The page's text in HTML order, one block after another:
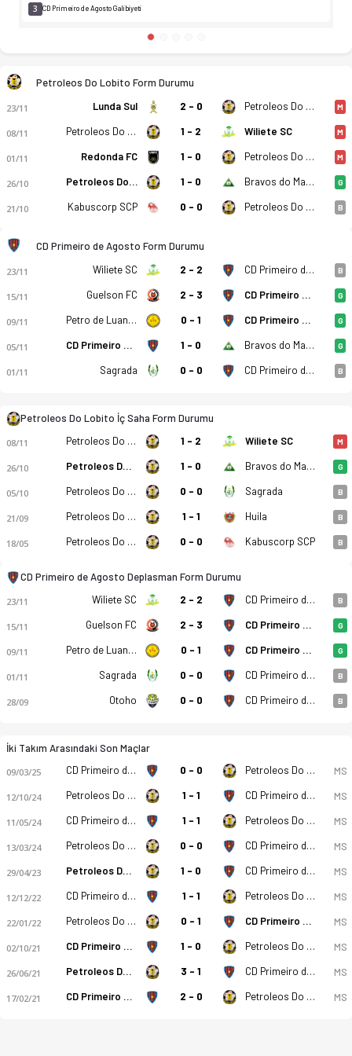
Petroleos Do Lobito - CD Primeiro de Agosto 1-1 bitti. Gol
3 CD Primeiro de Agosto Galibiyeti
Petroleos Do Lobito Form Durumu
23/11 Lunda Sul 2 - 0 Petroleos Do Lobito M
08/11 Petroleos Do Lobito 1 - 2 Wiliete SC M
01/11 Redonda FC 1 - 0 Petroleos Do Lobito M
26/10 Petroleos Do Lobito 1 - 0 Bravos do Maquis G
21/10 Kabuscorp SCP 0 - 0 Petroleos Do Lobito B
CD Primeiro de Agosto Form Durumu
23/11 Wiliete SC 2 - 2 CD Primeiro de Agosto B
15/11 Guelson FC 2 - 3 CD Primeiro de Agosto G
09/11 Petro de Luanda 0 - 1 CD Primeiro de Agosto G
05/11 CD Primeiro de Agosto 1 - 0 Bravos do Maquis G
01/11 Sagrada 0 - 0 CD Primeiro de Agosto B
Petroleos Do Lobito İç Saha Form Durumu
08/11 Petroleos Do Lobito 1 - 2 Wiliete SC M
26/10 Petroleos Do Lobito 1 - 0 Bravos do Maquis G
05/10 Petroleos Do Lobito 0 - 0 Sagrada B
21/09 Petroleos Do Lobito 1 - 1 Huila B
18/05 Petroleos Do Lobito 0 - 0 Kabuscorp SCP B
CD Primeiro de Agosto Deplasman Form Durumu
23/11 Wiliete SC 2 - 2 CD Primeiro de Agosto B
15/11 Guelson FC 2 - 3 CD Primeiro de Agosto G
09/11 Petro de Luanda 0 - 1 CD Primeiro de Agosto G
01/11 Sagrada 0 - 0 CD Primeiro de Agosto B
28/09 Otoho 0 - 0 CD Primeiro de Agosto B
İki Takım Arasındaki Son Maçlar
09/03/25 CD Primeiro de Agosto 0 - 0 Petroleos Do Lobito MS
12/10/24 Petroleos Do Lobito 1 - 1 CD Primeiro de Agosto MS
11/05/24 CD Primeiro de Agosto 1 - 1 Petroleos Do Lobito MS
13/03/24 Petroleos Do Lobito 0 - 0 CD Primeiro de Agosto MS
29/04/23 Petroleos Do Lobito 1 - 0 CD Primeiro de Agosto MS
12/12/22 CD Primeiro de Agosto 1 - 1 Petroleos Do Lobito MS
22/01/22 Petroleos Do Lobito 0 - 1 CD Primeiro de Agosto MS
02/10/21 CD Primeiro de Agosto 1 - 0 Petroleos Do Lobito MS
26/06/21 Petroleos Do Lobito 3 - 1 CD Primeiro de Agosto MS
17/02/21 CD Primeiro de Agosto 2 - 0 Petroleos Do Lobito MS